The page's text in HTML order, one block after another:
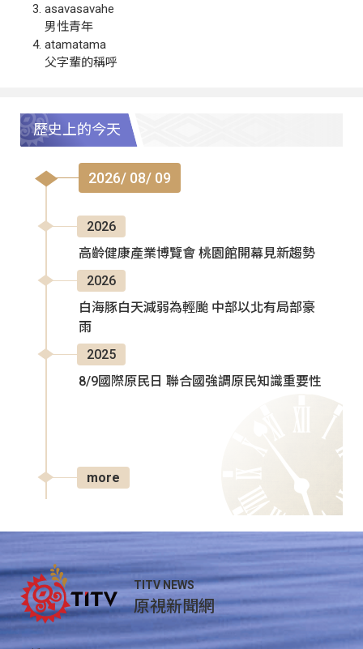
asavasavahe
男性青年
atamatama
父字輩的稱呼
歷史上的今天
2026/ 08/ 09
2026
高齡健康產業博覽會 桃園館開幕見新趨勢
2026
白海豚白天減弱為輕颱 中部以北有局部豪
雨
2025
8/9國際原民日 聯合國強調原民知識重要性
more
TITV NEWS
原視新聞網